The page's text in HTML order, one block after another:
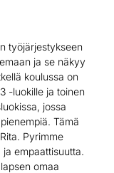
työjärjestykseen
ja se näkyy
koulussa on
-luokille ja toinen
jossa
Tämä
Pyrimme
empaattisuutta.
omaa